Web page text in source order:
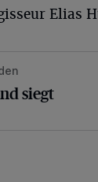
Elias
siegt